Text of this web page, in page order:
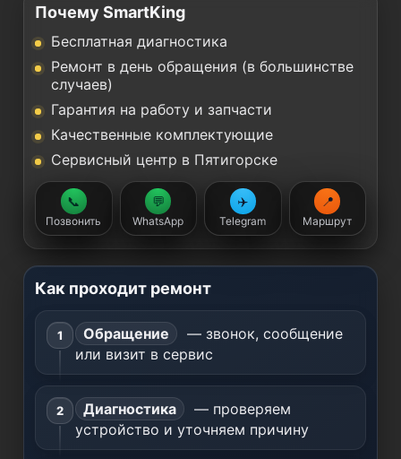
Почему SmartKing
Бесплатная диагностика
Ремонт в день обращения (в большинстве
случаев)
Гарантия на работу и запчасти
Качественные комплектующие
Сервисный центр в Пятигорске
📞
Позвонить
💬
WhatsApp
✈️
Telegram
📍
Маршрут
Как проходит ремонт
Обращение
— звонок, сообщение
или визит в сервис
Диагностика
— проверяем
устройство и уточняем причину